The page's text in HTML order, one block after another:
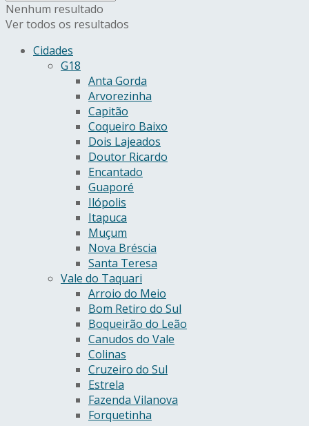
Nenhum resultado
Ver todos os resultados
Cidades
G18
Anta Gorda
Arvorezinha
Capitão
Coqueiro Baixo
Dois Lajeados
Doutor Ricardo
Encantado
Guaporé
Ilópolis
Itapuca
Muçum
Nova Bréscia
Santa Teresa
Vale do Taquari
Arroio do Meio
Bom Retiro do Sul
Boqueirão do Leão
Canudos do Vale
Colinas
Cruzeiro do Sul
Estrela
Fazenda Vilanova
Forquetinha